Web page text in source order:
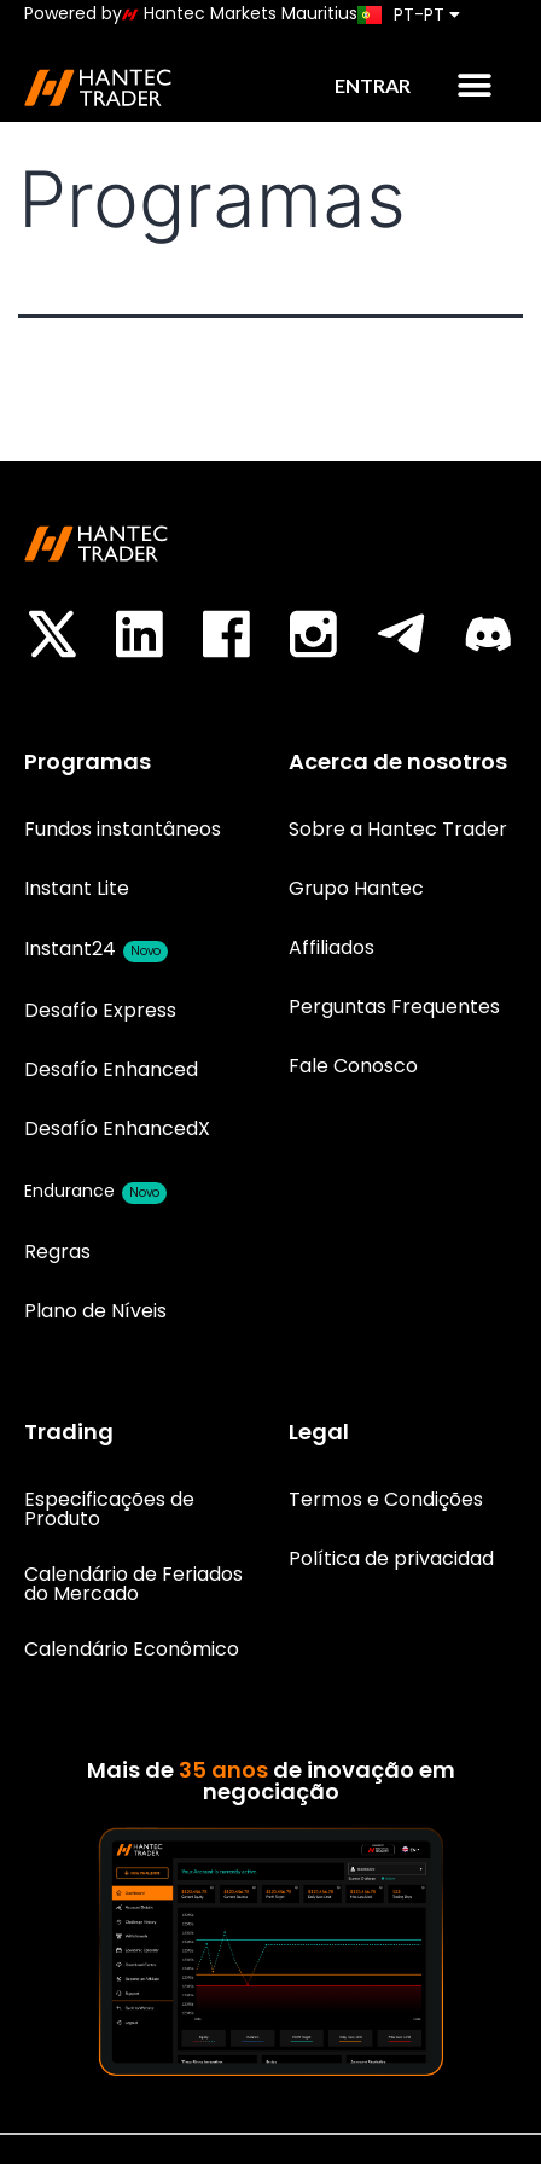
Powered by Hantec Markets Mauritius PT-PT
JP
ENTRAR
Programas
Programas
Fundos instantâneos
Instant Lite
Instant24 Novo
Desafío Express
Desafío Enhanced
Desafío EnhancedX
Endurance Novo
Regras
Plano de Níveis
Acerca de nosotros
Sobre a Hantec Trader
Grupo Hantec
Affiliados
Perguntas Frequentes
Fale Conosco
Trading
Especificações de
Produto
Calendário de Feriados
do Mercado
Calendário Econômico
Legal
Termos e Condições
Política de privacidad
Mais de 35 anos de inovação em
negociação